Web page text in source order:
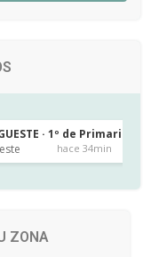
· 1º de Primaria
hace 34min
ZONA